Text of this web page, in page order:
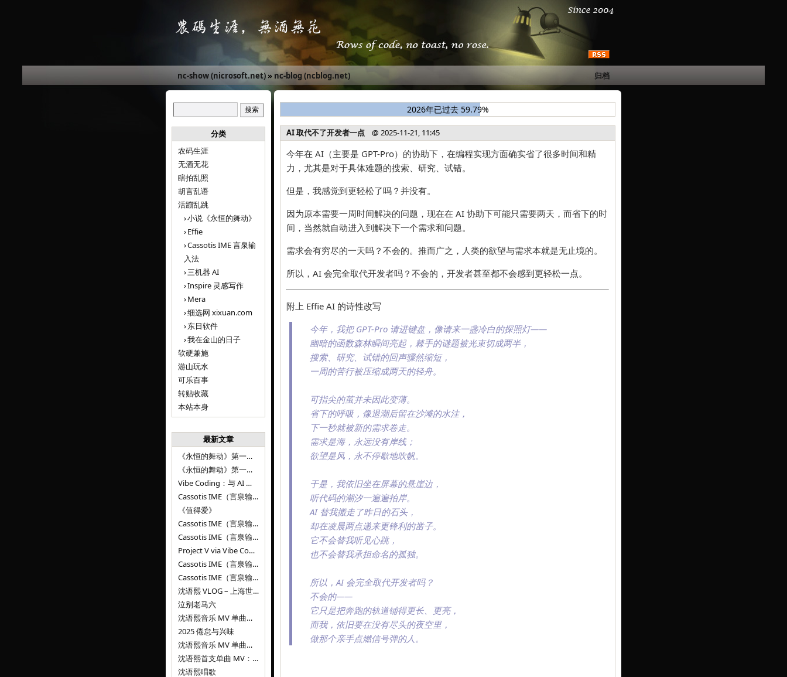
nc-show (nicrosoft.net)» nc-blog (ncblog.net) 归档
分类
农码生涯
无酒无花
瞎拍乱照
胡言乱语
活蹦乱跳
小说《永恒的舞动》
Effie
Cassotis IME 言泉输
入法
三机器 AI
Inspire 灵感写作
Mera
细选网 xixuan.com
东日软件
我在金山的日子
软硬兼施
游山玩水
可乐百事
转贴收藏
本站本身
最新文章
《永恒的舞动》第一百二十八章
《永恒的舞动》第一百二十七章
Vibe Coding：与 AI 并肩进步——言泉输入法 v0.4.1
Cassotis IME（言泉输入法）v0.3.1
《值得爱》
Cassotis IME（言泉输入法）v0.2.0
Cassotis IME（言泉输入法）v0.1.0
Project V via Vibe Coding
Cassotis IME（言泉输入法）阶段二
Cassotis IME（言泉输入法）
沈语熙 VLOG – 上海世博文化公园双子山
泣别老马六
沈语熙音乐 MV 单曲第三弹：代码与白T恤
2025 倦怠与兴味
沈语熙音乐 MV 单曲第二弹：优雅时间
沈语熙首支单曲 MV：告别的倒影
沈语熙唱歌
2026年已过去 59.79%
AI 取代不了开发者一点 @ 2025-11-21, 11:45
今年在 AI（主要是 GPT-Pro）的协助下，在编程实现方面确实省了很多时间和精
力，尤其是对于具体难题的搜索、研究、试错。
但是，我感觉到更轻松了吗？并没有。
因为原本需要一周时间解决的问题，现在在 AI 协助下可能只需要两天，而省下的时
间，当然就自动进入到解决下一个需求和问题。
需求会有穷尽的一天吗？不会的。推而广之，人类的欲望与需求本就是无止境的。
所以，AI 会完全取代开发者吗？不会的，开发者甚至都不会感到更轻松一点。
附上 Effie AI 的诗性改写
今年，我把 GPT-Pro 请进键盘，像请来一盏冷白的探照灯——
幽暗的函数森林瞬间亮起，棘手的谜题被光束切成两半，
搜索、研究、试错的回声骤然缩短，
一周的苦行被压缩成两天的轻舟。
可指尖的茧并未因此变薄。
省下的呼吸，像退潮后留在沙滩的水洼，
下一秒就被新的需求卷走。
需求是海，永远没有岸线；
欲望是风，永不停歇地吹帆。
于是，我依旧坐在屏幕的悬崖边，
听代码的潮汐一遍遍拍岸。
AI 替我搬走了昨日的石头，
却在凌晨两点递来更锋利的凿子。
它不会替我听见心跳，
也不会替我承担命名的孤独。
所以，AI 会完全取代开发者吗？
不会的——
它只是把奔跑的轨道铺得更长、更亮，
而我，依旧要在没有尽头的夜空里，
做那个亲手点燃信号弹的人。